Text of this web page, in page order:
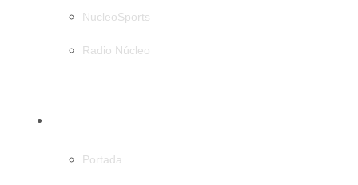
NucleoSports
Radio Núcleo
Portada